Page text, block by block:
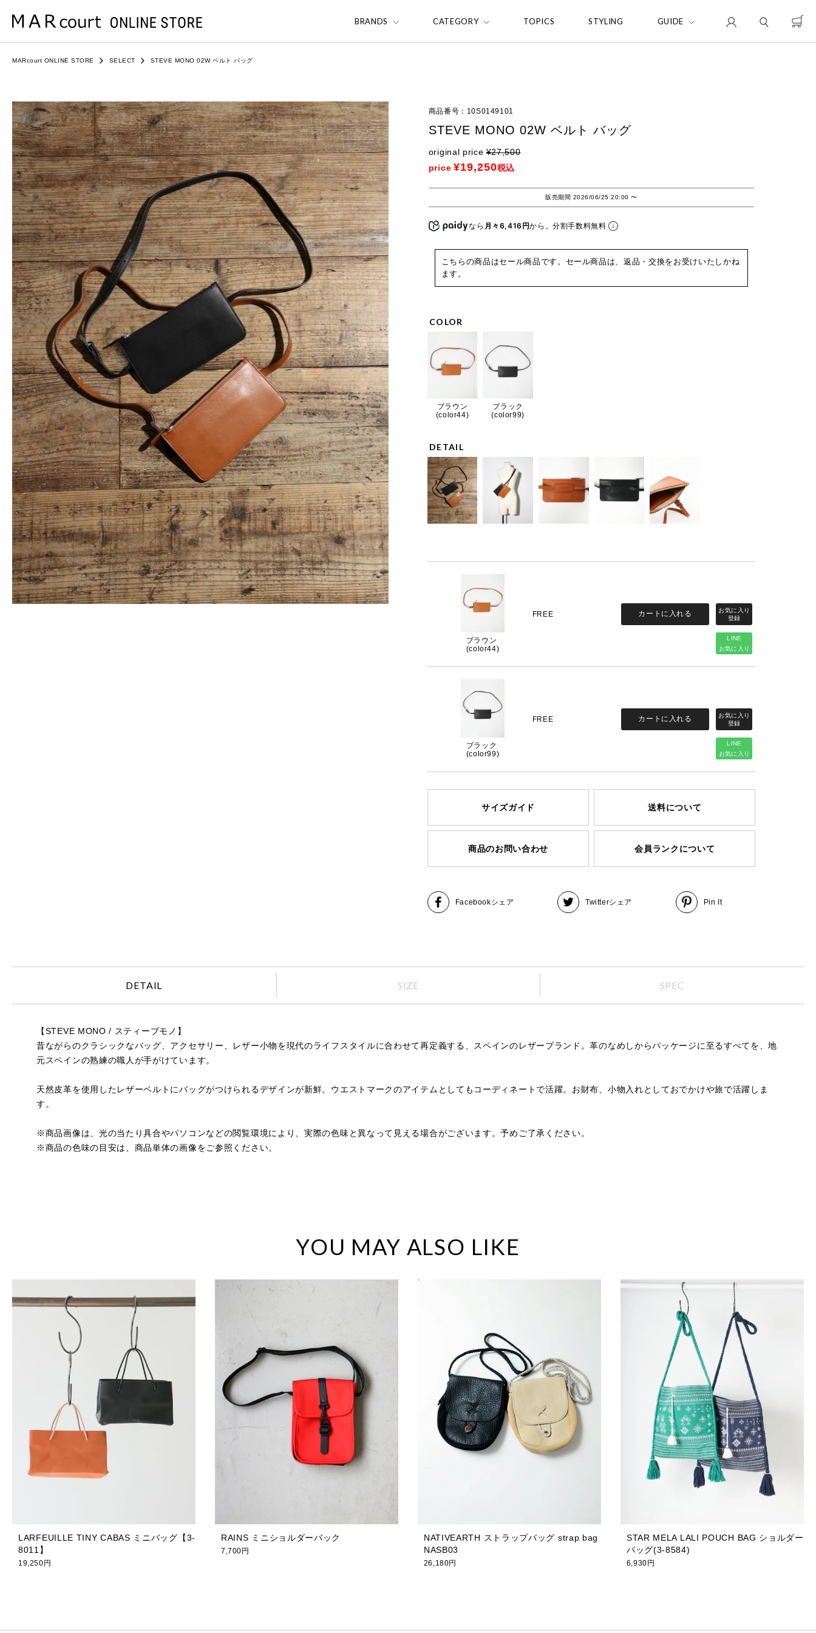
BRANDS CATEGORY TOPICS STYLING GUIDE
MARcourt ONLINE STORE SELECT STEVE MONO 02W ベルト バッグ
COLOR
ブラウン
(color44)
ブラック
(color99)
DETAIL
商品番号 10S0149101
STEVE MONO 02W ベルト バッグ
original price ¥27,500
price ¥19,250税込
販売期間 2026/06/25 20:00〜
なら 月々6,416円から。分割手数料無料
こちらの商品はセール商品です。セール商品は、返品・交換をお受けいたしかね
ます。
ブラウン
(color44)
FREE
LINE
お気に入り
カートに入れる
ブラック
(color99)
FREE
LINE
お気に入り
カートに入れる
サイズガイド 送料について
商品のお問い合わせ 会員ランクについて
Facebookシェア Twitterシェア Pin It
DETAIL SIZE SPEC
【STEVE MONO / スティーブモノ】
昔ながらのクラシックなバッグ、アクセサリー、レザー小物を現代のライフスタイルに合わせて再定義する、スペインのレザーブランド。革のなめしからパッケージに至るすべてを、地
元スペインの熟練の職人が手がけています。
天然皮革を使用したレザーベルトにバッグがつけられるデザインが新鮮。ウエストマークのアイテムとしてもコーディネートで活躍。お財布、小物入れとしておでかけや旅で活躍しま
す。
※商品画像は、光の当たり具合やパソコンなどの閲覧環境により、実際の色味と異なって見える場合がございます。予めご了承ください。
※商品の色味の目安は、商品単体の画像をご参照ください。
YOU MAY ALSO LIKE
LARFEUILLE TINY CABAS ミニバッグ【3-
8011】
19,250円
RAINS ミニショルダーバック
7,700円
NATIVEARTH ストラップバッグ strap bag
NASB03
26,180円
STAR MELA LALI POUCH BAG ショルダー
バッグ(3-8584)
6,930円